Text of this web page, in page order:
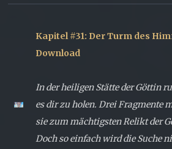
Kapitel #31: Der Turm des
Download
In der heiligen Stätte der Göttin
es dir zu holen. Drei Fragmente
sie zum mächtigsten Relikt der
Doch so einfach wird die Suche